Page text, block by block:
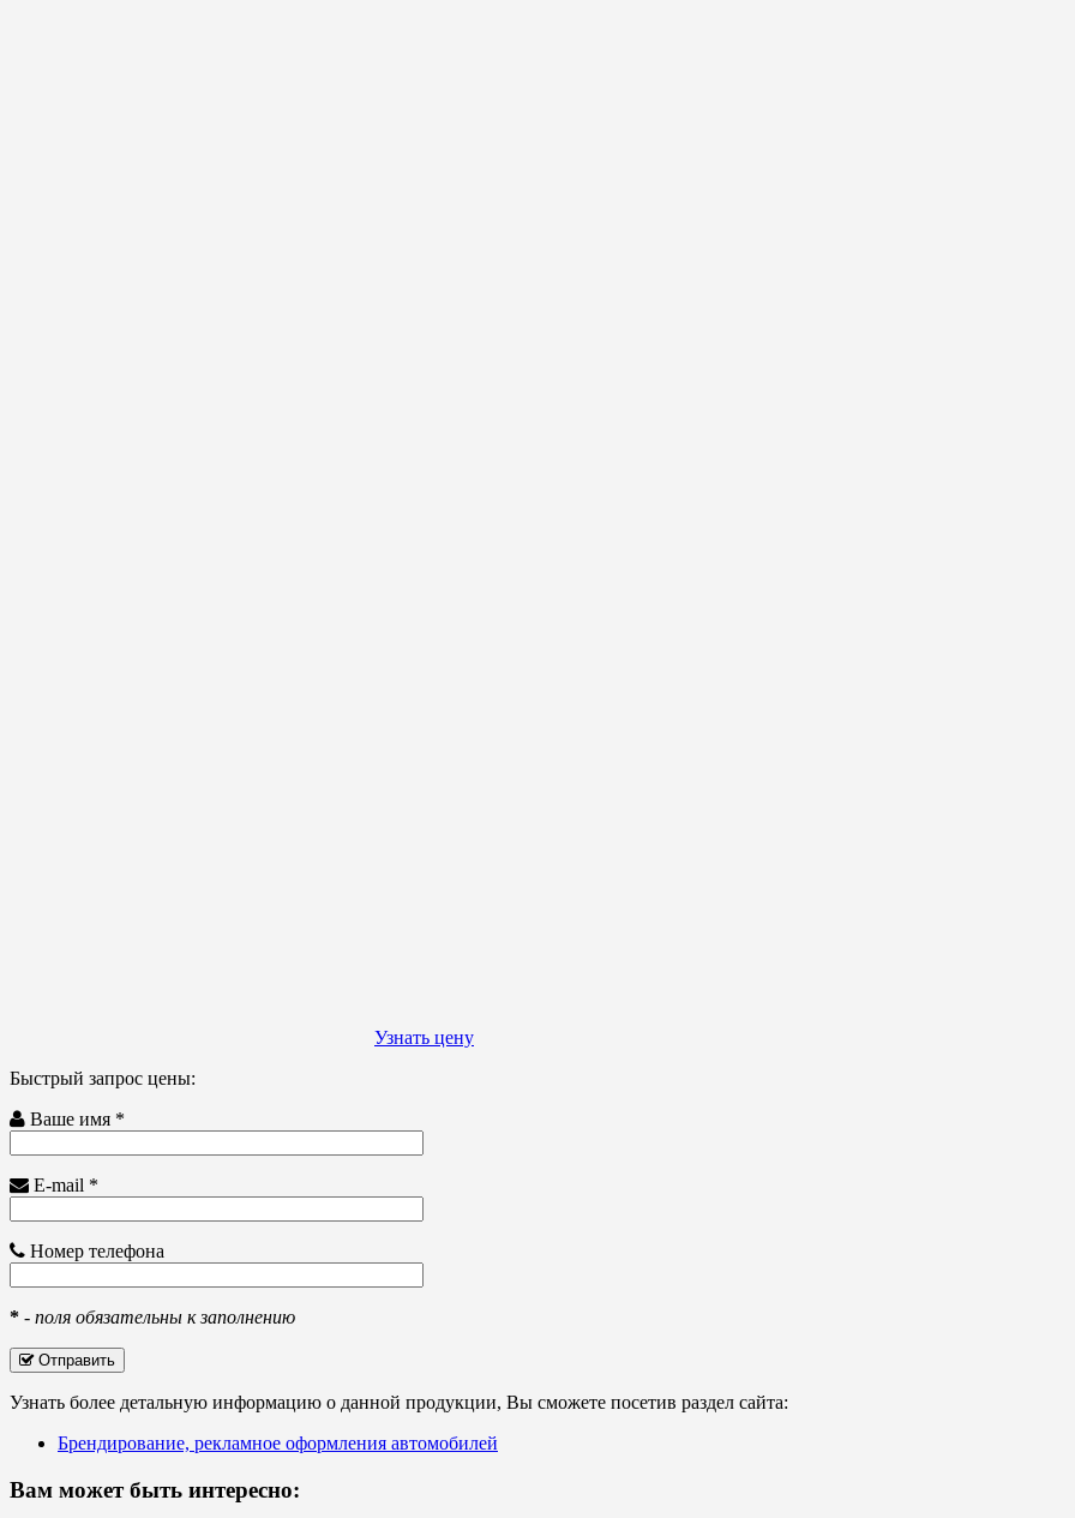
Узнать цену
Быстрый запрос цены:
Ваше имя *
E-mail *
Номер телефона
* - поля обязательны к заполнению
Отправить
Узнать более детальную информацию о данной продукции, Вы сможете посетив раздел сайта:
Брендирование, рекламное оформления автомобилей
Вам может быть интересно: